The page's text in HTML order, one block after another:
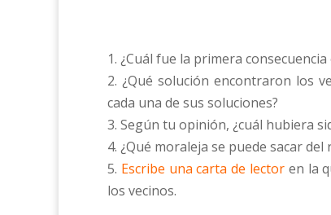
1. ¿Cuál fue la primera
2. ¿Qué solución encontraron los
cada una de sus soluciones?
3. Según tu opinión, ¿cuál hubiera
4. ¿Qué moraleja se puede sacar del
5. Escribe una carta de lector en la
los vecinos.